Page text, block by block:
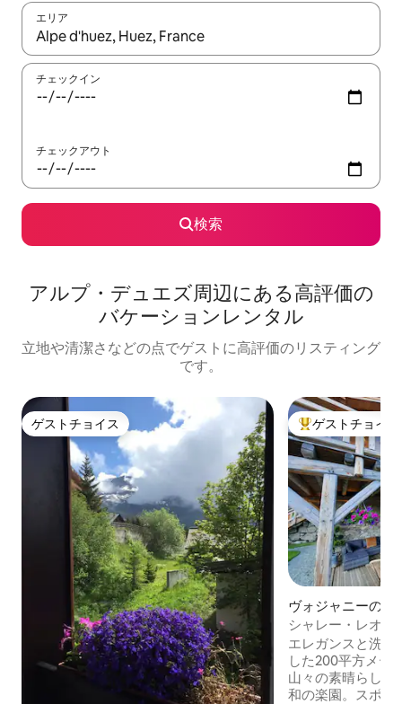
エリア
検索結果が表示されたら、上下の矢印キーを使って移動するか
チェックイン
チェックアウト
検索
アルプ・デュエズ⁠周⁠辺⁠に⁠あ⁠る高⁠評⁠価⁠の
バ⁠ケ⁠ー⁠シ⁠ョ⁠ン⁠レ⁠ン⁠タ⁠ル
立地や清潔さなどの点でゲストに高評価のリスティング
です。
ゲストチョイス
ゲストチョイス 大好評のゲスト
ゲストチョイス
ヴォジャニーのシ
シャレー・レオニ
エレガンスと洗練
した200平方メー
山々の素晴らしい
和の楽園。スポー